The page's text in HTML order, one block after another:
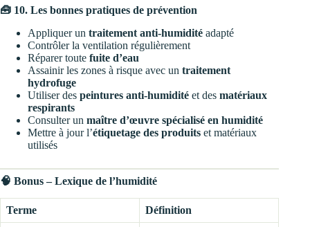
🧰 10. Les bonnes pratiques de prévention
Appliquer un traitement anti-humidité adapté
Contrôler la ventilation régulièrement
Réparer toute fuite d’eau
Assainir les zones à risque avec un traitement
hydrofuge
Utiliser des peintures anti-humidité et des matériaux
respirants
Consulter un maître d’œuvre spécialisé en humidité
Mettre à jour l’étiquetage des produits et matériaux
utilisés
🧠 Bonus – Lexique de l’humidité
Terme Définition